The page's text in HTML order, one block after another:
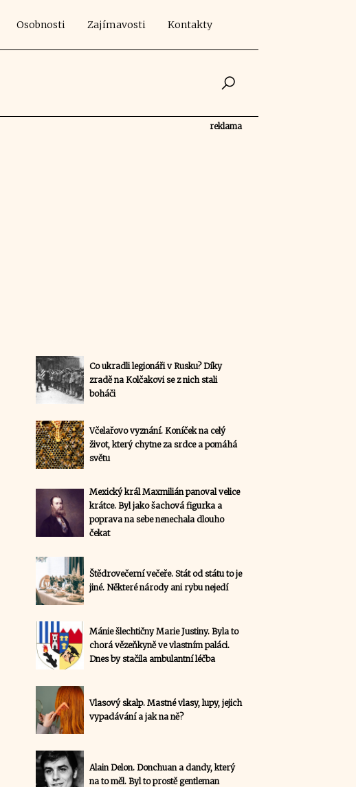
Osobnosti Zajímavosti Kontakty
reklama
Co ukradli legionáři v Rusku? Díky
zradě na Kolčakovi se z nich stali
boháči
Včelařovo vyznání. Koníček na celý
život, který chytne za srdce a pomáhá
světu
Mexický král Maxmilián panoval velice
krátce. Byl jako šachová figurka a
poprava na sebe nenechala dlouho
čekat
Štědrovečerní večeře. Stát od státu to je
jiné. Některé národy ani rybu nejedí
Mánie šlechtičny Marie Justiny. Byla to
chorá vězeňkyně ve vlastním paláci.
Dnes by stačila ambulantní léčba
Vlasový skalp. Mastné vlasy, lupy, jejich
vypadávání a jak na ně?
Alain Delon. Donchuan a dandy, který
na to měl. Byl to prostě gentleman